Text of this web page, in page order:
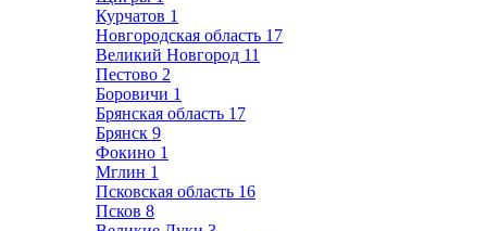
Курчатов 1
Новгородская область 17
Великий Новгород 11
Пестово 2
Боровичи 1
Брянская область 17
Брянск 9
Фокино 1
Мглин 1
Псковская область 16
Псков 8